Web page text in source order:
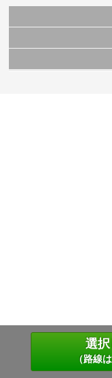
選
（路線
当サイトで公開されている情
これらの情報を権利者の許可
当サイトに掲載している内容
弊社の見解・ 意見ではないこ
このサイトでは Cookie を使